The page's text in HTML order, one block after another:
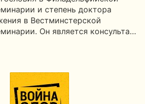
и степень доктора
в Вестминстерской
Он является консульта…